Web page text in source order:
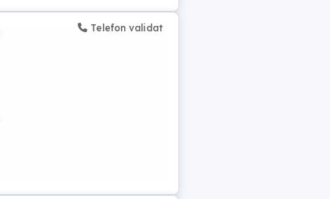
Telefon validat